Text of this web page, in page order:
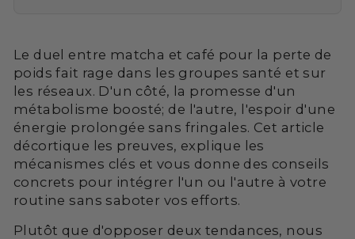
Le duel entre matcha et café pour la perte de
poids fait rage dans les groupes santé et sur
les réseaux. D'un côté, la promesse d'un
métabolisme boosté; de l'autre, l'espoir d'une
énergie prolongée sans fringales. Cet article
décortique les preuves, explique les
mécanismes clés et vous donne des conseils
concrets pour intégrer l'un ou l'autre à votre
routine sans saboter vos efforts.
Plutôt que d'opposer deux tendances, nous